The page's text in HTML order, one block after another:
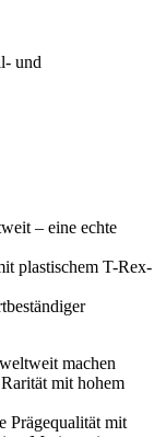
und
– eine echte
plastischem T-Rex-
machen
mit hohem
Prägequalität mit